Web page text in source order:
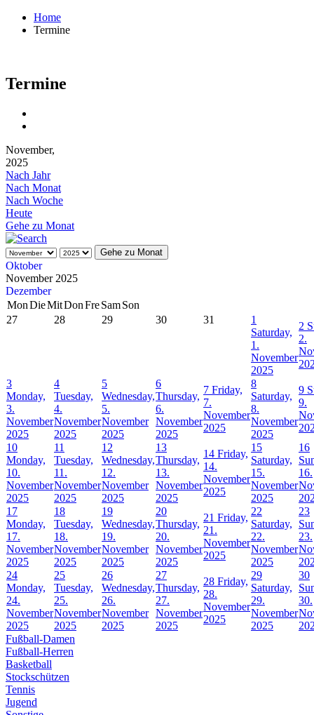
Home
Termine
Termine
November,
2025
Nach Jahr
Nach Monat
Nach Woche
Heute
Gehe zu Monat
Gehe zu Monat
Oktober
November 2025
Dezember
MonDieMitDonFreSamSon
27
28 29 30 31
1
Saturday,
1.
November
2025
2
2.
3
Monday,
3.
November
2025
4
Tuesday,
4.
November
2025
5
Wednesday,
5.
November
2025
6
Thursday,
6.
November
2025
7 Friday,
7.
November
2025
8
Saturday,
8.
November
2025
9
9.
10
Monday,
10.
November
2025
11
Tuesday,
11.
November
2025
12
Wednesday,
12.
November
2025
13
Thursday,
13.
November
2025
14 Friday,
14.
November
2025
15
Saturday,
15.
November
2025
16
16.
17
Monday,
17.
November
2025
18
Tuesday,
18.
November
2025
19
Wednesday,
19.
November
2025
20
Thursday,
20.
November
2025
21 Friday,
21.
November
2025
22
Saturday,
22.
November
2025
23
23.
24
Monday,
24.
November
2025
25
Tuesday,
25.
November
2025
26
Wednesday,
26.
November
2025
27
Thursday,
27.
November
2025
28 Friday,
28.
November
2025
29
Saturday,
29.
November
2025
30
30.
Fußball-Damen
Fußball-Herren
Basketball
Stockschützen
Tennis
Jugend